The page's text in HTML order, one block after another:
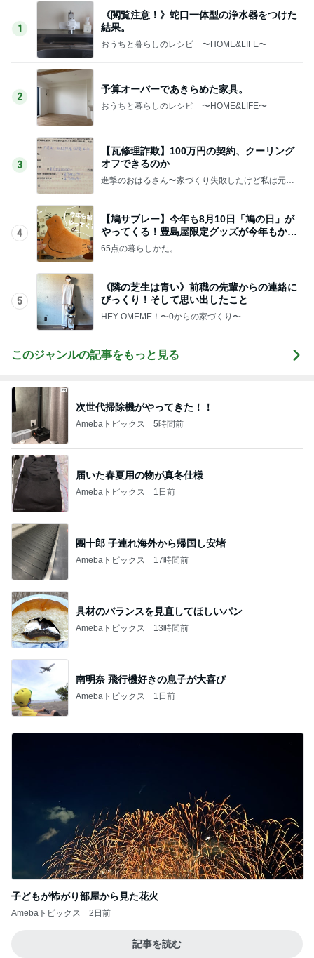
1
《閲覧注意！》蛇口一体型の浄水器をつけた
結果。
おうちと暮らしのレシピ 〜HOME&LIFE〜
2
予算オーバーであきらめた家具。
おうちと暮らしのレシピ 〜HOME&LIFE〜
3
【瓦修理詐欺】100万円の契約、クーリング
オフできるのか
進撃のおはるさん〜家づくり失敗したけど私は元気
4
【鳩サブレー】今年も8月10日「鳩の日」が
やってくる！豊島屋限定グッズが今年もかわ
いすぎる♡
65点の暮らしかた。
5
《隣の芝生は青い》前職の先輩からの連絡に
びっくり！そして思い出したこと
HEY OMEME！〜0からの家づくり〜
このジャンルの記事をもっと見る
次世代掃除機がやってきた！！
Amebaトピックス 5時間前
届いた春夏用の物が真冬仕様
Amebaトピックス 1日前
團十郎 子連れ海外から帰国し安堵
Amebaトピックス 17時間前
具材のバランスを見直してほしいパン
Amebaトピックス 13時間前
南明奈 飛行機好きの息子が大喜び
Amebaトピックス 1日前
子どもが怖がり部屋から見た花火
Amebaトピックス 2日前
記事を読む